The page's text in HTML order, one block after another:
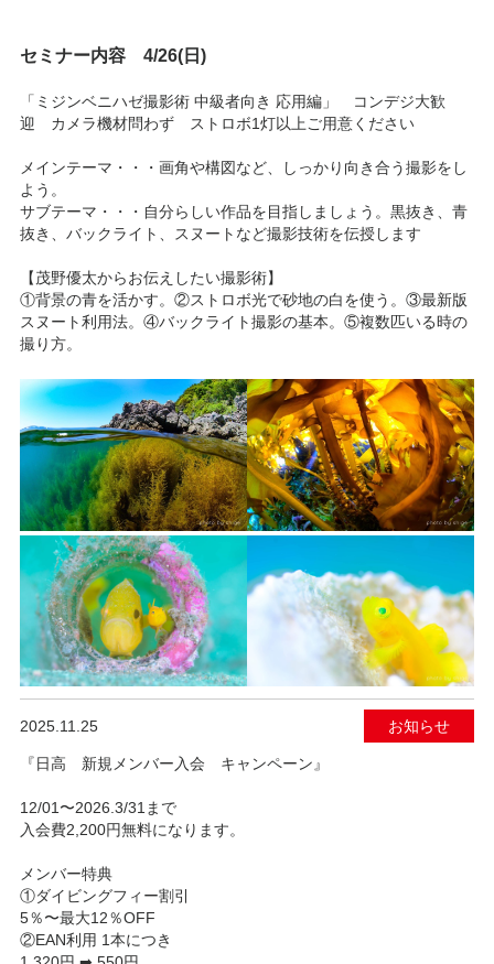
セミナー内容 4/26(日)
「ミジンベニハゼ撮影術 中級者向き 応用編」 コンデジ大歓
迎 カメラ機材問わず ストロボ1灯以上ご用意ください
メインテーマ・・・画角や構図など、しっかり向き合う撮影をし
よう。
サブテーマ・・・自分らしい作品を目指しましょう。黒抜き、青
抜き、バックライト、スヌートなど撮影技術を伝授します
【茂野優太からお伝えしたい撮影術】
①背景の青を活かす。②ストロボ光で砂地の白を使う。③最新版
スヌート利用法。④バックライト撮影の基本。⑤複数匹いる時の
撮り方。
2025.11.25 お知らせ
『日高 新規メンバー入会 キャンペーン』
12/01〜2026.3/31まで
入会費2,200円無料になります。
メンバー特典
①ダイビングフィー割引
5％〜最大12％OFF
②EAN利用 1本につき